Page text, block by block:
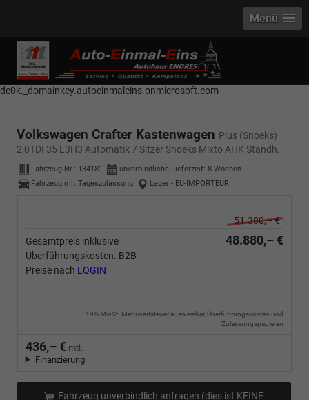
------------ Host Name : selector1._domainkey Points to address or value:
selector1-aee-de0k._domainkey.autoeinmaleins.onmicrosoft.com Host
Name : selector2._domainkey Points to address or value: selector2-aee-
de0k._domainkey.autoeinmaleins.onmicrosoft.com
Menü
Volkswagen Crafter Kastenwagen Plus (Snoeks)
2,0TDI 35 L3H3 Automatik 7 Sitzer Snoeks Mixto AHK Standh.
Fahrzeug-Nr.: 134181 unverbindliche Lieferzeit: 8 Wochen
Fahrzeug mit Tageszulassung
Lager - EU-IMPORTEUR
51.380,– €
Gesamtpreis inklusive
Überführungskosten. B2B-
Preise nach LOGIN
48.880,– €
19% MwSt. Mehrwertsteuer ausweisbar, Überführungskosten und
Zulassungspapieren
436,– € mtl.
Finanzierung
Fahrzeug unverbindlich anfragen (dies ist KEINE